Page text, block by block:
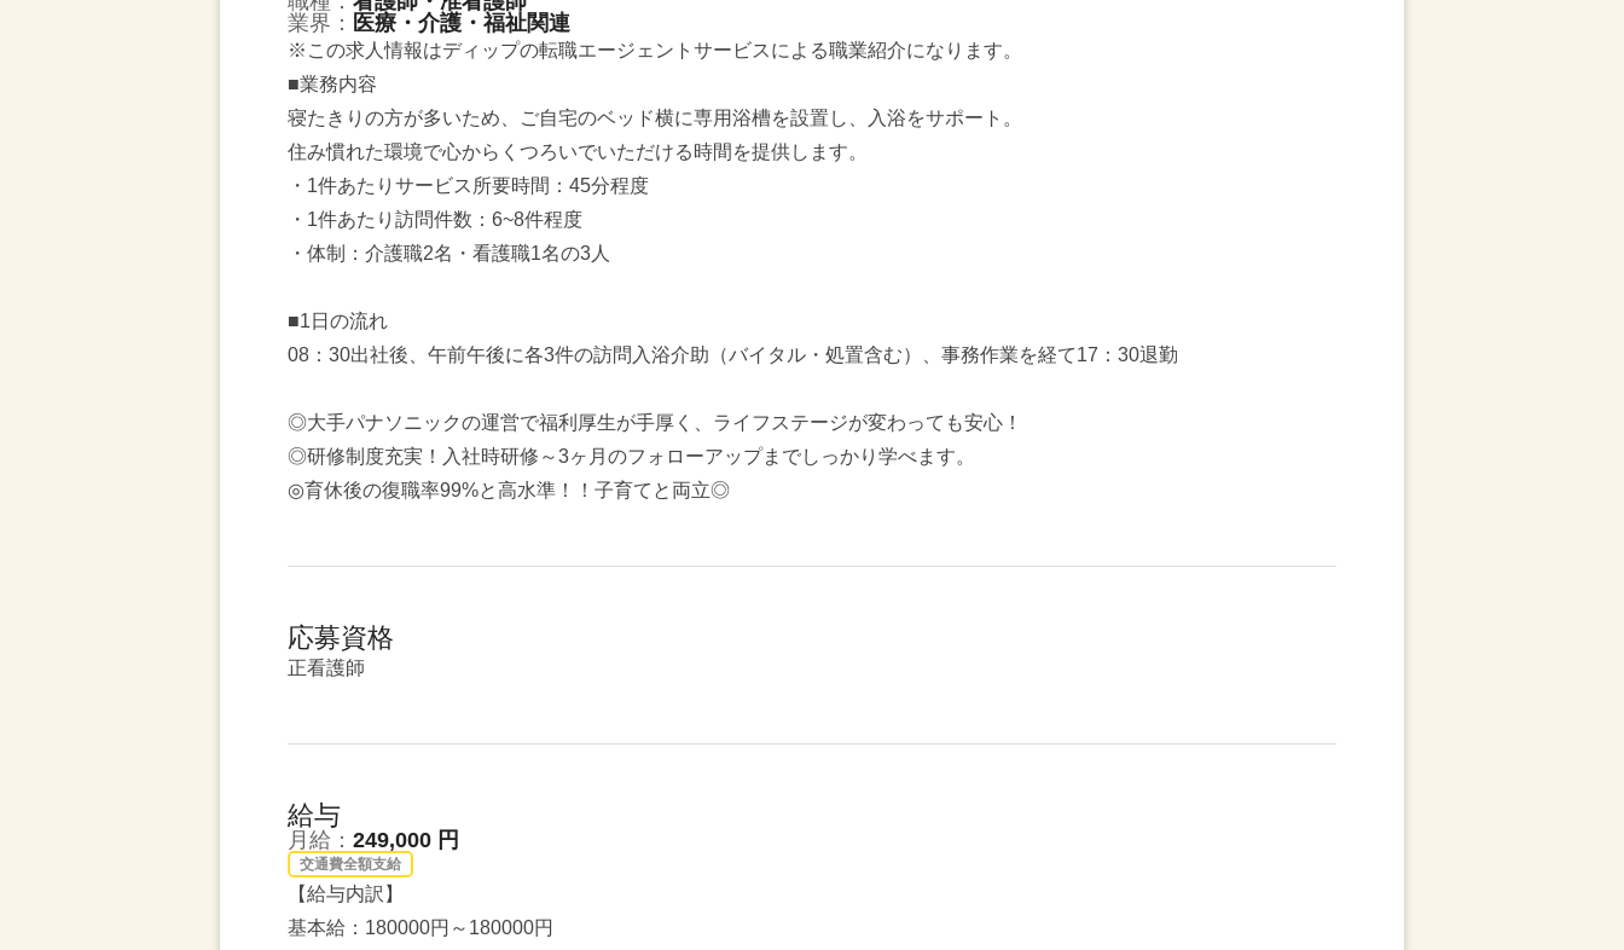
業界： 医療・介護・福祉関連
※この求人情報はディップの転職エージェントサービスによる職業紹介になります。
■業務内容
寝たきりの方が多いため、ご自宅のベッド横に専用浴槽を設置し、入浴をサポート。
住み慣れた環境で心からくつろいでいただける時間を提供します。
・1件あたりサービス所要時間：45分程度
・1件あたり訪問件数：6~8件程度
・体制：介護職2名・看護職1名の3人
■1日の流れ
08：30出社後、午前午後に各3件の訪問入浴介助（バイタル・処置含む）、事務作業を経て17：30退勤
◎大手パナソニックの運営で福利厚生が手厚く、ライフステージが変わっても安心！
◎研修制度充実！入社時研修～3ヶ月のフォローアップまでしっかり学べます。
◎育休後の復職率99%と高水準！！子育てと両立◎
応募資格
正看護師
給与
月給： 249,000 円
交通費全額支給
【給与内訳】
基本給：180000円～180000円